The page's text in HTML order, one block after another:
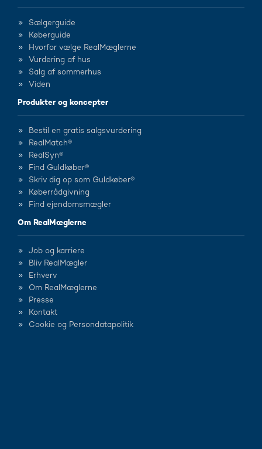
Sælgerguide
Køberguide
Hvorfor vælge RealMæglerne
Vurdering af hus
Salg af sommerhus
Viden
Produkter og koncepter
Bestil en gratis salgsvurdering
RealMatch®
RealSyn®
Find Guldkøber®
Skriv dig op som Guldkøber®
Køberrådgivning
Find ejendomsmægler
Om RealMæglerne
Job og karriere
Bliv RealMægler
Erhverv
Om RealMæglerne
Presse
Kontakt
Cookie og Persondatapolitik